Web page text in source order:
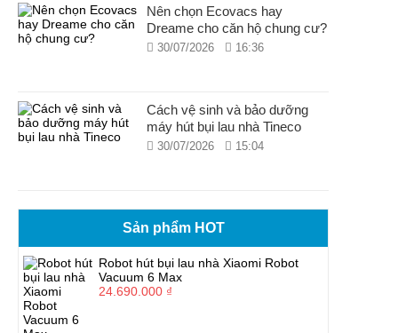
Nên chọn Ecovacs hay
Dreame cho căn hộ chung cư?
30/07/2026 16:36
Cách vệ sinh và bảo dưỡng
máy hút bụi lau nhà Tineco
30/07/2026 15:04
Sản phẩm HOT
Robot hút bụi lau nhà Xiaomi Robot
Vacuum 6 Max
24.690.000 ₫